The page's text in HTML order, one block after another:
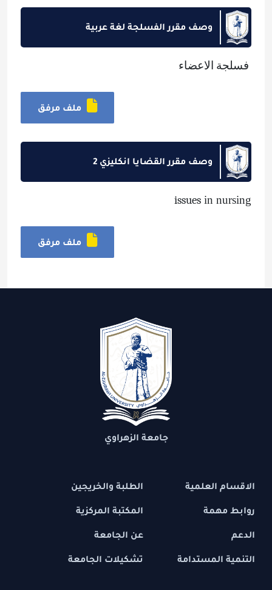
وصف مقرر الفسلجة لغة عربية
فسلجة الاعضاء
ملف مرفق
وصف مقرر القضايا انكليزي 2
issues in nursing
ملف مرفق
جامعة الزهراوي
الاقسام العلمية
روابط مهمة
الدعم
التنمية المستدامة
الطلبة والخريجين
المكتبة المركزية
عن الجامعة
تشكيلات الجامعة